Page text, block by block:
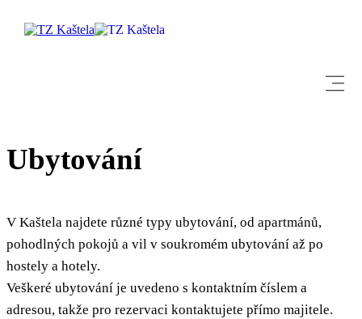
Prozkoumej
Co dělat
Info
Ubytování
V Kaštela najdete různé typy ubytování, od apartmánů,
pohodlných pokojů a vil v soukromém ubytování až po
hostely a hotely.
Veškeré ubytování je uvedeno s kontaktním číslem a
adresou, takže pro rezervaci kontaktujete přímo majitele.